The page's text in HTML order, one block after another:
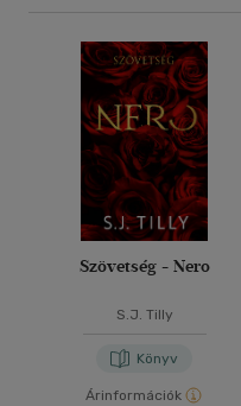
Szövetség - Nero
S.J. Tilly
Könyv
Árinformációk